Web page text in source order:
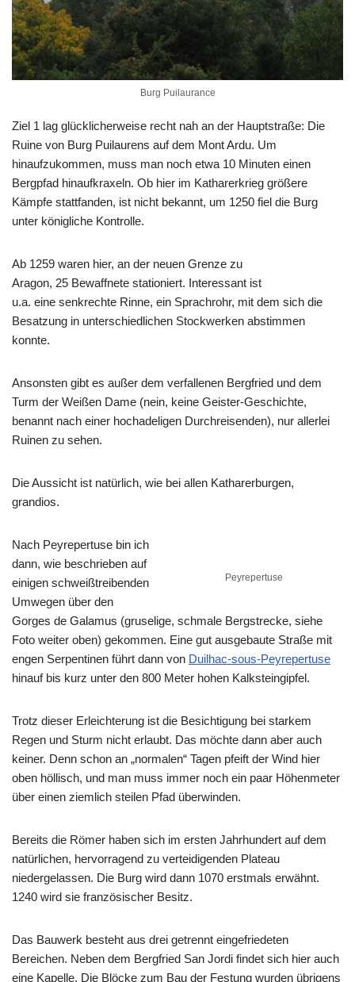
Burg Puilaurance
Ziel 1 lag glücklicherweise recht nah an der Hauptstraße: Die
Ruine von Burg Puilaurens auf dem Mont Ardu. Um
hinaufzukommen, muss man noch etwa 10 Minuten einen
Bergpfad hinaufkraxeln. Ob hier im Katharerkrieg größere
Kämpfe stattfanden, ist nicht bekannt, um 1250 fiel die Burg
unter königliche Kontrolle.
Ab 1259 waren hier, an der neuen Grenze zu
Aragon, 25 Bewaffnete stationiert. Interessant ist
u.a. eine senkrechte Rinne, ein Sprachrohr, mit dem sich die
Besatzung in unterschiedlichen Stockwerken abstimmen
konnte.
Ansonsten gibt es außer dem verfallenen Bergfried und dem
Turm der Weißen Dame (nein, keine Geister-Geschichte,
benannt nach einer hochadeligen Durchreisenden), nur allerlei
Ruinen zu sehen.
Die Aussicht ist natürlich, wie bei allen Katharerburgen,
grandios.
Peyrepertuse
Nach Peyrepertuse bin ich
dann, wie beschrieben auf
einigen schweißtreibenden
Umwegen über den
Gorges de Galamus (gruselige, schmale Bergstrecke, siehe
Foto weiter oben) gekommen. Eine gut ausgebaute Straße mit
engen Serpentinen führt dann von Duilhac-sous-Peyrepertuse
hinauf bis kurz unter den 800 Meter hohen Kalksteingipfel.
Trotz dieser Erleichterung ist die Besichtigung bei starkem
Regen und Sturm nicht erlaubt. Das möchte dann aber auch
keiner. Denn schon an „normalen“ Tagen pfeift der Wind hier
oben höllisch, und man muss immer noch ein paar Höhenmeter
über einen ziemlich steilen Pfad überwinden.
Bereits die Römer haben sich im ersten Jahrhundert auf dem
natürlichen, hervorragend zu verteidigenden Plateau
niedergelassen. Die Burg wird dann 1070 erstmals erwähnt.
1240 wird sie französischer Besitz.
Das Bauwerk besteht aus drei getrennt eingefriedeten
Bereichen. Neben dem Bergfried San Jordi findet sich hier auch
eine Kapelle. Die Blöcke zum Bau der Festung wurden übrigens